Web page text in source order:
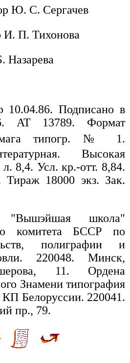
Ю. С. Сергачев
И. П. Тихонова
Назарева
10.04.86. Подписано в
AT 13789. Формат
типогр. № 1.
Высокая
8,4. Усл. кр.-отт. 8,84.
Тираж 18000 экз. Зак.
"Вышэйшая школа"
комитета БССР по
полиграфии и
220048. Минск,
11. Ордена
Знамени типография
КП Белоруссии. 220041.
пр., 79.